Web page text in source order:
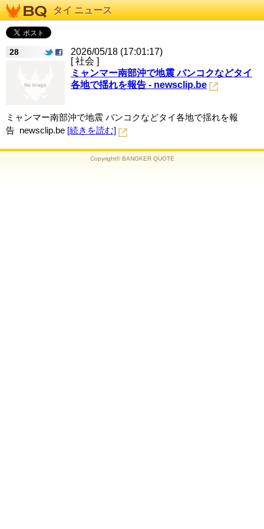
タイ ニュース
28
2026/05/18 (17:01:17)
[ 社会 ]
ミャンマー南部沖で地震 バンコクなどタイ
各地で揺れを報告 - newsclip.be
ミャンマー南部沖で地震 バンコクなどタイ各地で揺れを報
告 newsclip.be [続きを読む]
Copyright© BANGKER QUOTE